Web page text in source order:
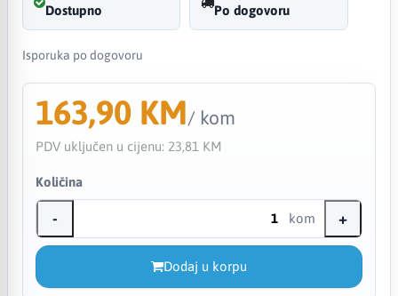
Dostupno Po dogovoru
Isporuka po dogovoru
163,90 KM/ kom
PDV uključen u cijenu: 23,81 KM
Količina
- kom +
Dodaj u korpu